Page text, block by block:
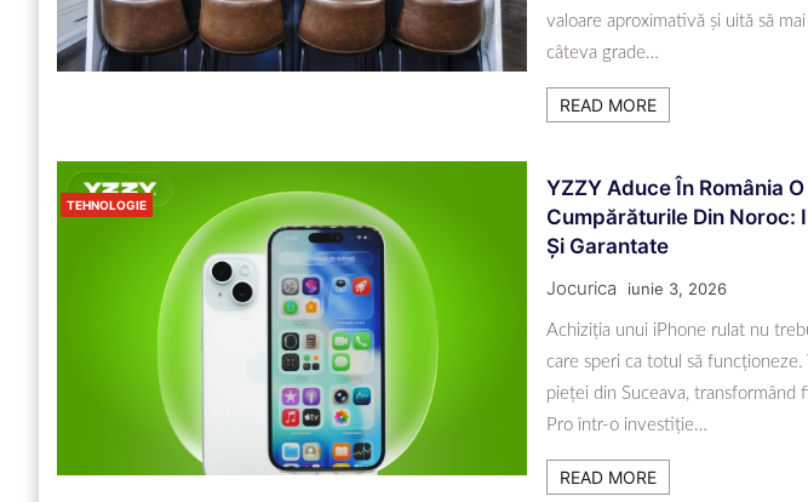
valoare aproximativă și uită să
câteva grade…
READ MORE
TEHNOLOGIE
YZZY Aduce În România
Cumpărăturile Din Noroc:
Și Garantate
Jocurica iunie 3, 2026
Achiziția unui iPhone rulat nu
care speri ca totul să funcționeze.
pieței din Suceava, transformând
Pro într-o investiție…
READ MORE